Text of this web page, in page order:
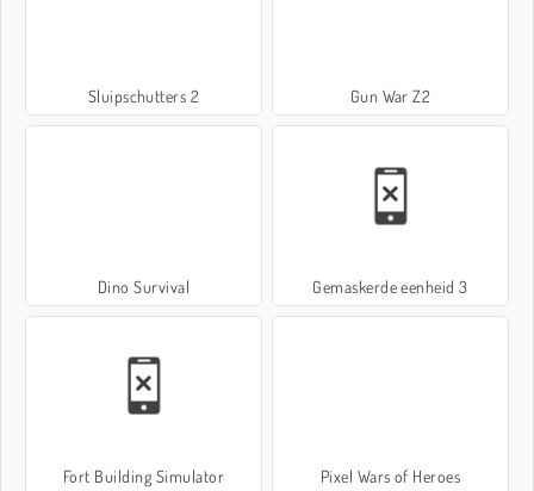
Sluipschutters 2 Gun War Z2
Dino Survival Gemaskerde eenheid 3
Fort Building Simulator Pixel Wars of Heroes